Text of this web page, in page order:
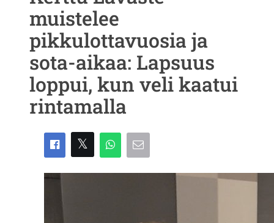
muistelee
pikkulottavuosia ja
sota-aikaa: Lapsuus
loppui, kun veli kaatui
rintamalla